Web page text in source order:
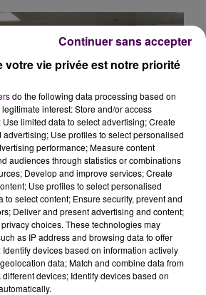
LES FRÈRES LEBRUN
votre vie privée est notre priorité
do the following data processing based on
interest: Store and/or access
limited data to select advertising; Create
Use profiles to select personalised
performance; Measure content
audiences through statistics or combinations
Develop and improve services; Create
Use profiles to select personalised
to select content; Ensure security, prevent and
Deliver and present advertising and content;
choices. These technologies may
as IP address and browsing data to offer
devices based on information actively
data; Match and combine data from
devices; Identify devices based on
Continuer sans accepter